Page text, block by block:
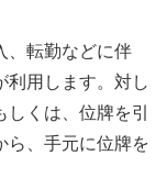
、転勤などに伴
利用します。対し
くは、位牌を引
ら、手元に位牌を